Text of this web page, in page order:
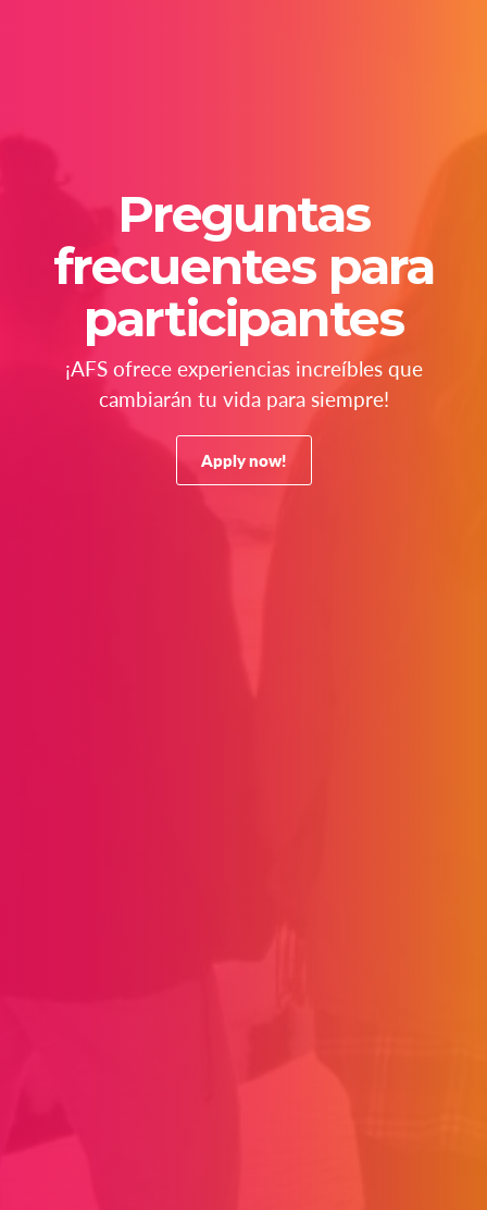
Preguntas
frecuentes para
participantes
¡AFS ofrece experiencias increíbles que
cambiarán tu vida para siempre!
Apply now!